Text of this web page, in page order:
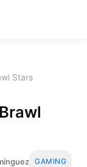
Stars
GAMING